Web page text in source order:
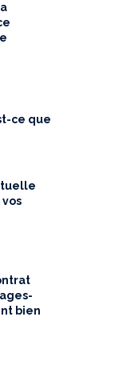
ce que
bien